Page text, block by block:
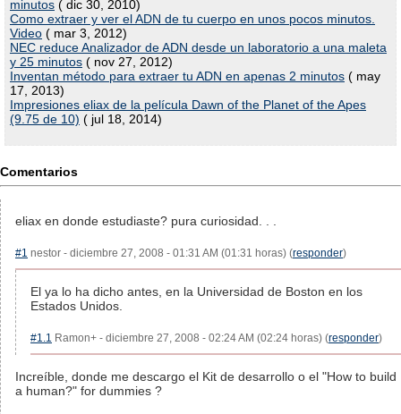
minutos ( dic 30, 2010)
Como extraer y ver el ADN de tu cuerpo en unos pocos minutos.
Video ( mar 3, 2012)
NEC reduce Analizador de ADN desde un laboratorio a una maleta
y 25 minutos ( nov 27, 2012)
Inventan método para extraer tu ADN en apenas 2 minutos ( may
17, 2013)
Impresiones eliax de la película Dawn of the Planet of the Apes
(9.75 de 10) ( jul 18, 2014)
Comentarios
eliax en donde estudiaste? pura curiosidad. . .
#1 nestor - diciembre 27, 2008 - 01:31 AM (01:31 horas) (responder)
El ya lo ha dicho antes, en la Universidad de Boston en los
Estados Unidos.
#1.1 Ramon+ - diciembre 27, 2008 - 02:24 AM (02:24 horas) (responder)
Increíble, donde me descargo el Kit de desarrollo o el "How to build
a human?" for dummies ?